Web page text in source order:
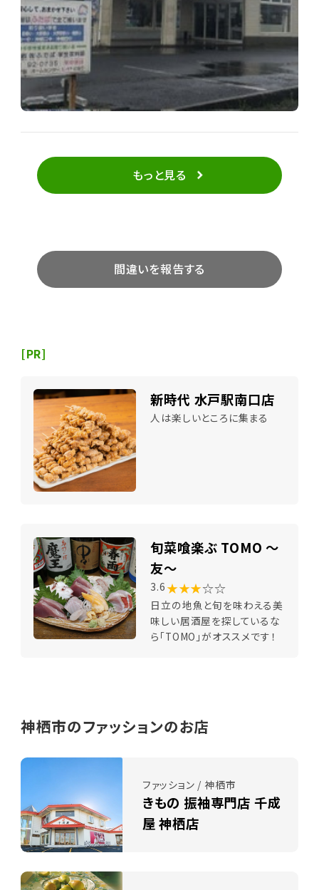
もっと見る
間違いを報告する
[PR]
新時代 水戸駅南口店
人は楽しいところに集まる
旬菜喰楽ぶ TOMO ～
友～
3.6 ★★★☆☆
日立の地魚と旬を味わえる美
味しい居酒屋を探しているな
ら「TOMO」がオススメです！
神栖市のファッションのお店
ファッション / 神栖市
きもの 振袖専門店 千成
屋 神栖店